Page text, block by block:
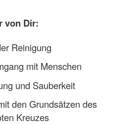
von Dir:
Reinigung
mit Menschen
und Sauberkeit
den Grundsätzen des
Kreuzes